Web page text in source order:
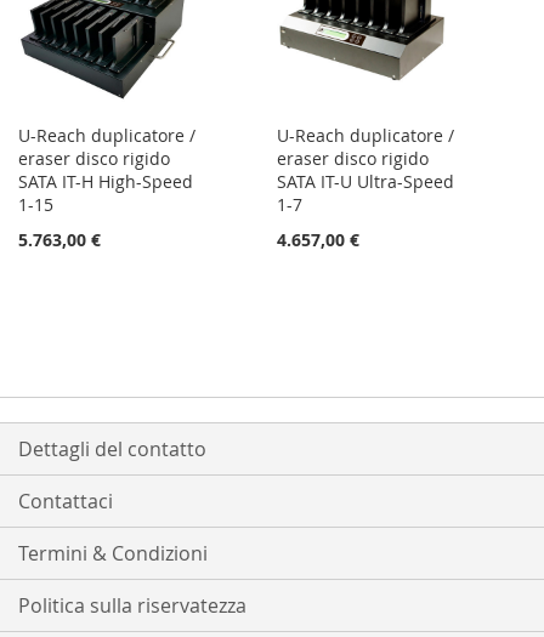
U-Reach duplicatore /
eraser disco rigido
SATA IT-H High-Speed
1-15
5.763,00 €
U-Reach duplicatore /
eraser disco rigido
SATA IT-U Ultra-Speed
1-7
4.657,00 €
Dettagli del contatto
Contattaci
Termini & Condizioni
Politica sulla riservatezza